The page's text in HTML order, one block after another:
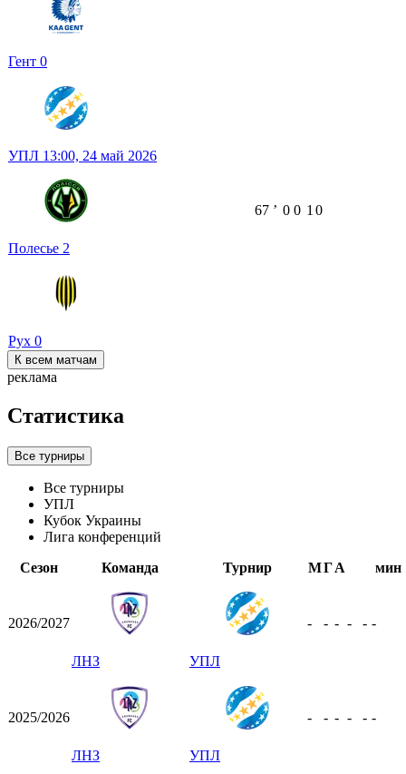
Гент 0
УПЛ 13:00, 24 май 2026
Полесье 2
Рух 0
67 ʼ 0 0 1 0
К всем матчам
реклама
Статистика
Все турниры
Все турниры
УПЛ
Кубок Украины
Лига конференций
Сезон
Команда Турнир МГА мин
2026/2027
ЛНЗ УПЛ
- - - - - -
2025/2026
ЛНЗ УПЛ
- - - - - -